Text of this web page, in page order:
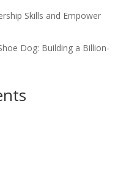
Skills and Empower
Dog: Building a Billion-